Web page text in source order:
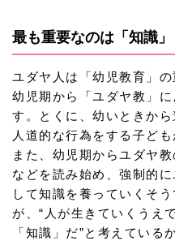
最も重要なのは「知識」
ユダヤ人は「幼児教育」
幼児期から「ユダヤ教」
す。とくに、幼いときか
人道的な行為をする子ど
また、幼児期からユダヤ
などを読み始め、強制的
して知識を養っていくそ
が、“人が生きていくうえ
「知識」だ”と考えている